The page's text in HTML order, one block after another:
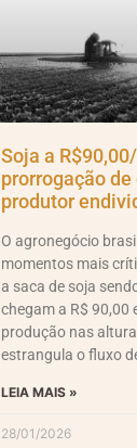
Soja a
prorrogação
produtor
O agronegócio
momentos mais
a saca de soja
chegam a R$ 90,00
produção nas
estrangula o fluxo
LEIA MAIS »
28/01/2026